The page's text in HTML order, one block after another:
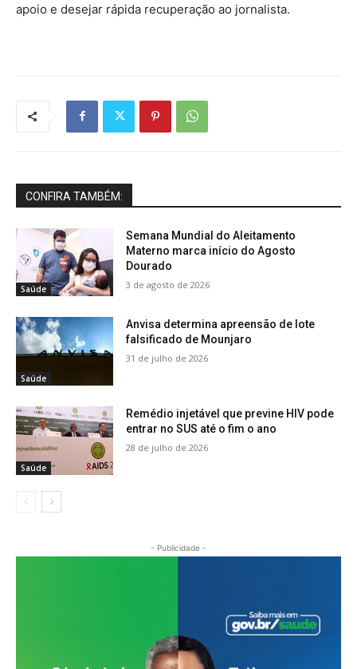
apoio e desejar rápida recuperação ao jornalista.
CONFIRA TAMBÉM:
Saúde
Semana Mundial do Aleitamento
Materno marca início do Agosto
Dourado
3 de agosto de 2026
Saúde
Anvisa determina apreensão de lote
falsificado de Mounjaro
31 de julho de 2026
Saúde
Remédio injetável que previne HIV pode
entrar no SUS até o fim o ano
28 de julho de 2026
- Publicidade -